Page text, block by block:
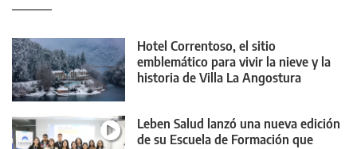
Hotel Correntoso, el sitio
emblemático para vivir la nieve y la
historia de Villa La Angostura
Leben Salud lanzó una nueva edición
de su Escuela de Formación que